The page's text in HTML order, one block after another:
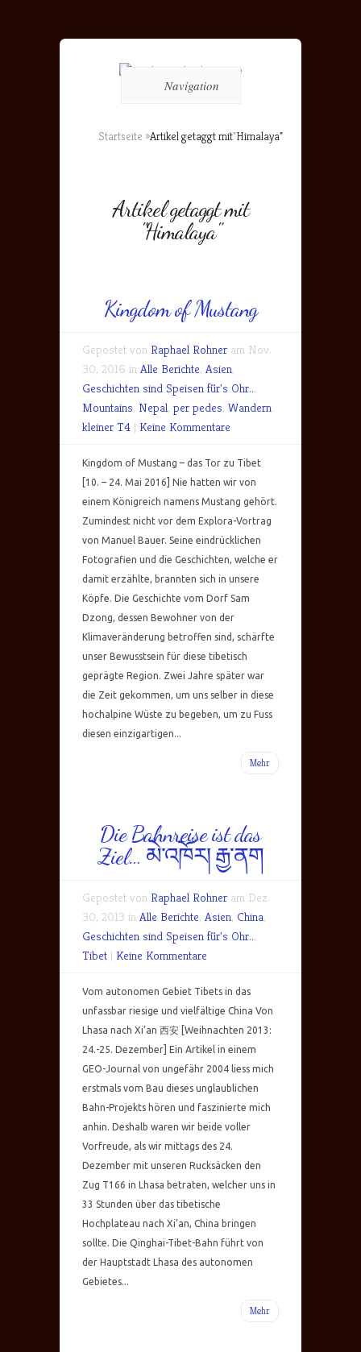
Navigation
Startseite »Artikel getaggt mit"Himalaya"
Artikel getaggt mit
"Himalaya"
Kingdom of Mustang
Gepostet von Raphael Rohner am Nov.
30, 2016 in Alle Berichte, Asien,
Geschichten sind Speisen für's Ohr..,
Mountains, Nepal, per pedes, Wandern
kleiner T4 | Keine Kommentare
Kingdom of Mustang – das Tor zu Tibet
[10. – 24. Mai 2016] Nie hatten wir von
einem Königreich namens Mustang gehört.
Zumindest nicht vor dem Explora-Vortrag
von Manuel Bauer. Seine eindrücklichen
Fotografien und die Geschichten, welche er
damit erzählte, brannten sich in unsere
Köpfe. Die Geschichte vom Dorf Sam
Dzong, dessen Bewohner von der
Klimaveränderung betroffen sind, schärfte
unser Bewusstsein für diese tibetisch
geprägte Region. Zwei Jahre später war
die Zeit gekommen, um uns selber in diese
hochalpine Wüste zu begeben, um zu Fuss
diesen einzigartigen...
Mehr
Die Bahnreise ist das
Ziel… མེ་འཁོར། རྒྱ་ནག
Gepostet von Raphael Rohner am Dez.
30, 2013 in Alle Berichte, Asien, China,
Geschichten sind Speisen für's Ohr..,
Tibet | Keine Kommentare
Vom autonomen Gebiet Tibets in das
unfassbar riesige und vielfältige China Von
Lhasa nach Xi’an 西安 [Weihnachten 2013:
24.-25. Dezember] Ein Artikel in einem
GEO-Journal von ungefähr 2004 liess mich
erstmals vom Bau dieses unglaublichen
Bahn-Projekts hören und faszinierte mich
anhin. Deshalb waren wir beide voller
Vorfreude, als wir mittags des 24.
Dezember mit unseren Rucksäcken den
Zug T166 in Lhasa betraten, welcher uns in
33 Stunden über das tibetische
Hochplateau nach Xi’an, China bringen
sollte. Die Qinghai-Tibet-Bahn führt von
der Hauptstadt Lhasa des autonomen
Gebietes...
Mehr